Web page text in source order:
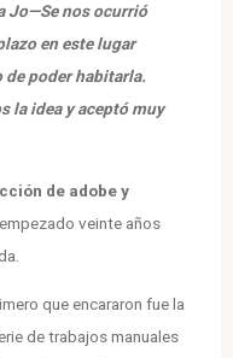
Jo—Se nos ocurrió
en este lugar
de poder habitarla.
la idea y aceptó muy
de adobe y
empezado veinte años
que encararon fue la
de trabajos manuales